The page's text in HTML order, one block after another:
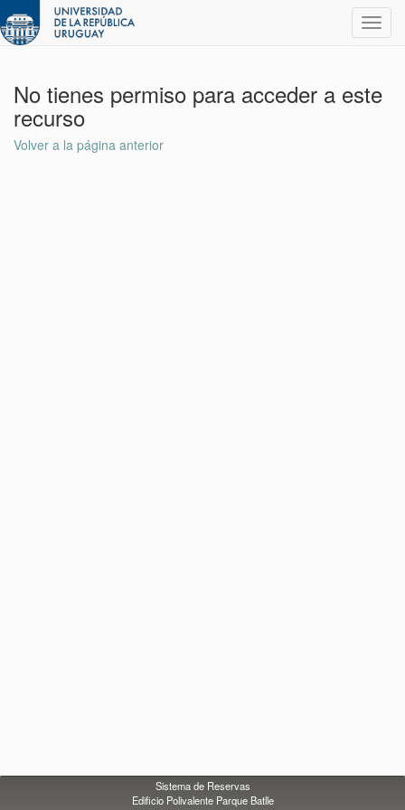
No tienes permiso para acceder a este
recurso
Volver a la página anterior
Sistema de Reservas
Edificio Polivalente Parque Batlle